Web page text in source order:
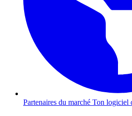
Partenaires du marché Ton logiciel